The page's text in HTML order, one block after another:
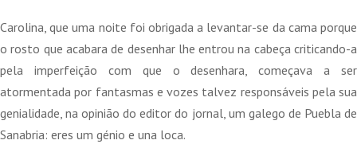
Carolina, que uma noite foi obrigada a levantar-se da cama porque
o rosto que acabara de desenhar lhe entrou na cabeça criticando-a
pela imperfeição com que o desenhara, começava a ser
atormentada por fantasmas e vozes talvez responsáveis pela sua
genialidade, na opinião do editor do jornal, um galego de Puebla de
Sanabria: eres um génio e una loca.